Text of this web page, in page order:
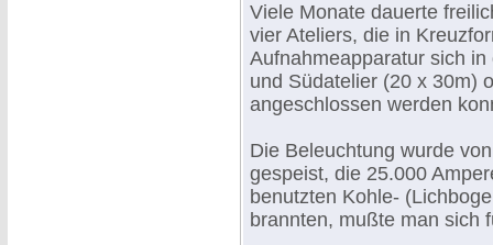
Viele Monate dauerte
vier Ateliers, die in
Aufnahmeapparatur sich
und Südatelier (20 x 30m)
angeschlossen werden
Die Beleuchtung wurde
gespeist, die 25.000
benutzten Kohle-
brannten, mußte man sich